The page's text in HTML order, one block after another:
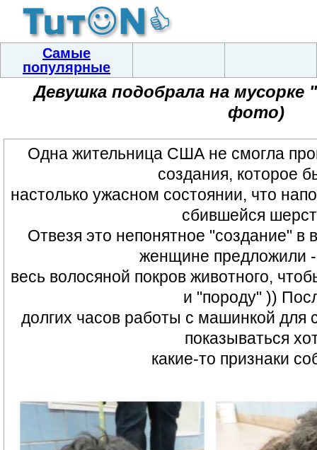
Самые
популярные
Девушка подобрала на мусорке
фото)
Одна жительница США не смогла
создания, которое
настолько ужасном состоянии, что
сбившейся
Отвезя это непонятное "создание" в
женщине предложили -
весь волосяной покров животного,
и "породу" ))
долгих часов работы с машинкой для
показываться
какие-то признаки